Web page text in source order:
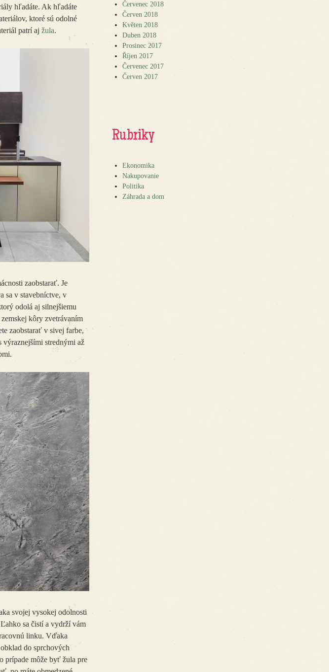
hľadáte. Ak hľadáte
ktoré sú odolné
patrí aj žula.
zaobstarať. Je
sa v stavebníctve, v
odolá aj silnejšiemu
kôry zvetrávaním
zaobstarať v sivej farbe,
výraznejšími strednými až
svojej vysokej odolnosti
sa čistí a vydrží vám
linku. Vďaka
do sprchových
prípade môže byť žula pre
Červenec 2018
Červen 2018
Květen 2018
Duben 2018
Prosinec 2017
Říjen 2017
Červenec 2017
Červen 2017
Rubriky
Ekonomika
Nakupovanie
Politika
Záhrada a dom